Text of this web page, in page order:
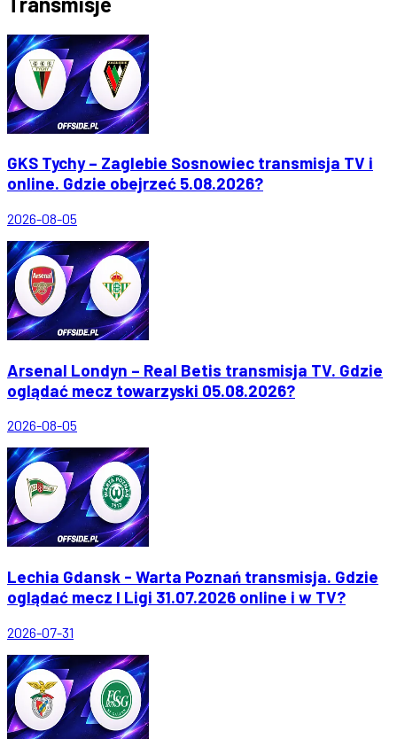
GKS Tychy – Zaglebie Sosnowiec transmisja TV i
online. Gdzie obejrzeć 5.08.2026?
2026-08-05
Arsenal Londyn – Real Betis transmisja TV. Gdzie
oglądać mecz towarzyski 05.08.2026?
2026-08-05
Lechia Gdansk - Warta Poznań transmisja. Gdzie
oglądać mecz I Ligi 31.07.2026 online i w TV?
2026-07-31